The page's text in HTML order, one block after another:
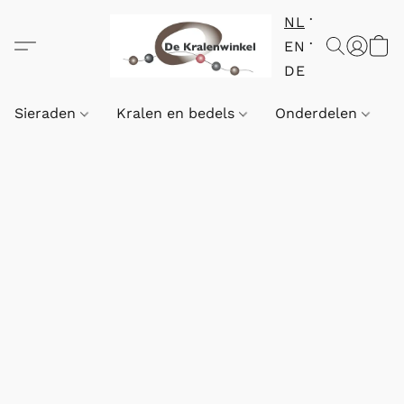
NL
EN
DE
Sieraden Kralen en bedels Onderdelen